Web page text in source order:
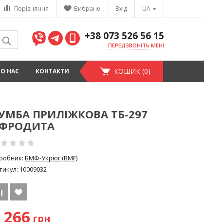
UA
Вхід
Вибране
Порівняння
+38 073 526 56 15
ПЕРЕДЗВОНІТЬ МЕНІ
НАС КОНТАКТИ КОШИК (0)
ПРИЛІЖКОВА ТБ-297
БМФ-Укрюг (BMF)
10009032
266 грн